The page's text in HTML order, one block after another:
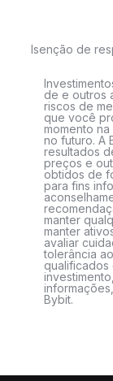
Isenção de
de e outros
riscos de
que você
momento
no futuro. A
resultados
preços e
obtidos de
para fins
manter
manter
avaliar
tolerância
qualificados
Bybit.